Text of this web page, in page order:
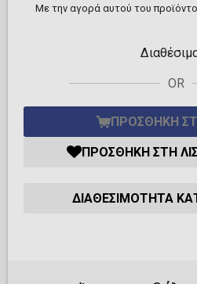
Με την αγορά αυτού του
OR
ΠΡΟΣΘΉΚΗ
ΠΡΟΣΘΉΚΗ ΣΤΗ
ΔΙΑΘΕΣΙΜΌΤΗΤΑ